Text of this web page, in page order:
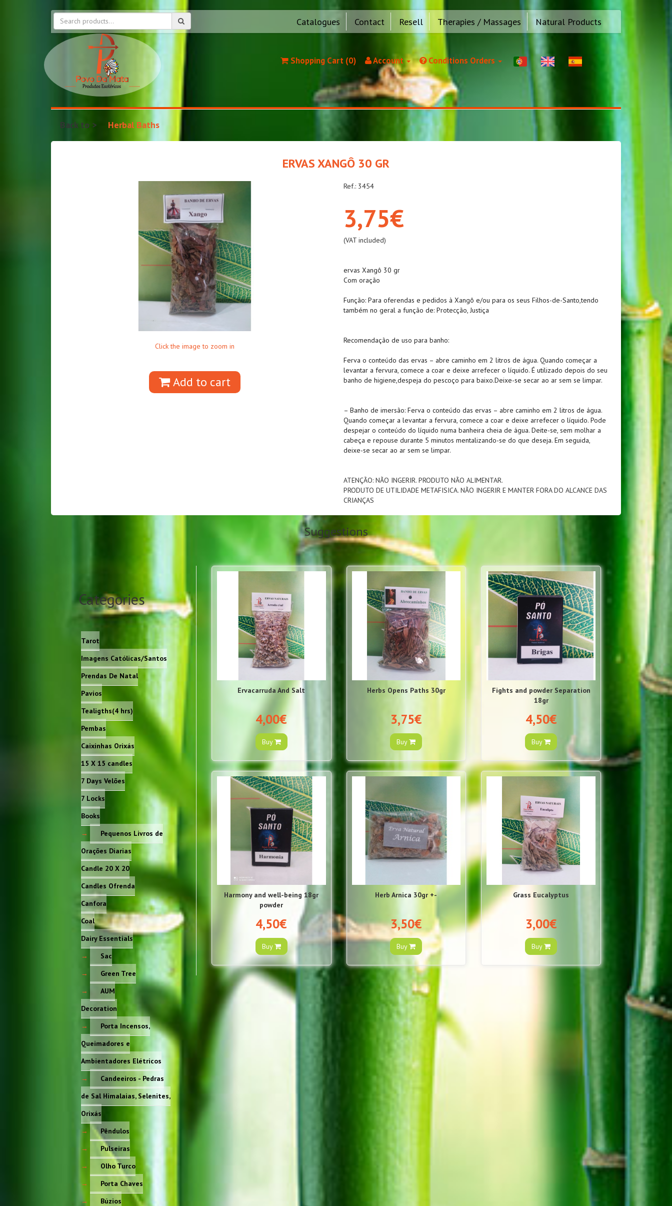
Catalogues Contact Resell Therapies / Massages Natural Products
Shopping Cart (0) Account Conditions Orders
Back to Herbal Baths
ERVAS XANGÔ 30 GR
Click the image to zoom in
Add to cart
Ref.: 3454
3,75€
(VAT included)
ervas Xangô 30 gr
Com oração
Função: Para oferendas e pedidos à Xangô e/ou para os seus Filhos-de-Santo,tendo
também no geral a função de: Protecção, Justiça
Recomendação de uso para banho:
Ferva o conteúdo das ervas – abre caminho em 2 litros de água. Quando começar a
levantar a fervura, comece a coar e deixe arrefecer o líquido. É utilizado depois do seu
banho de higiene,despeja do pescoço para baixo.Deixe-se secar ao ar sem se limpar.
– Banho de imersão: Ferva o conteúdo das ervas – abre caminho em 2 litros de água.
Quando começar a levantar a fervura, comece a coar e deixe arrefecer o líquido. Pode
despejar o conteúdo do líquido numa banheira cheia de água. Deite-se, sem molhar a
cabeça e repouse durante 5 minutos mentalizando-se do que deseja. Em seguida,
deixe-se secar ao ar sem se limpar.
ATENÇÃO: NÃO INGERIR. PRODUTO NÃO ALIMENTAR.
PRODUTO DE UTILIDADE METAFISICA. NÃO INGERIR E MANTER FORA DO ALCANCE DAS
CRIANÇAS
Suggestions
Categories
Tarot
Imagens Católicas/Santos
Prendas De Natal
Pavios
Tealigths(4 hrs)
Pembas
Caixinhas Orixás
15 X 15 candles
7 Days Velões
7 Locks
Books
Pequenos Livros de
Orações Diarias
Candle 20 X 20
Candles Ofrenda
Canfora
Coal
Dairy Essentials
Sac
Green Tree
AUM
Decoration
Porta Incensos,
Queimadores e
Ambientadores Elétricos
Candeeiros - Pedras
de Sal Himalaias, Selenites,
Orixás
Pêndulos
Pulseiras
Olho Turco
Porta Chaves
Búzios
Ervacarruda And Salt
4,00€
Buy
Herbs Opens Paths 30gr
3,75€
Buy
Fights and powder Separation
18gr
4,50€
Buy
Harmony and well-being 18gr
powder
4,50€
Buy
Herb Arnica 30gr +-
3,50€
Buy
Grass Eucalyptus
3,00€
Buy